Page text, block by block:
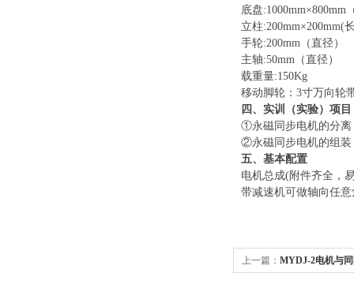
底盘:1000mm×800mm
立柱:200mm×200mm(
手轮:200mm（直径）
主轴:50mm（直径）
载重量:150Kg
移动脚轮： 3寸万向轮
四 、 实训（实验）项目
①永磁同步电机的分离
②永磁同步电机的组装
五、 基本配置
电机总成(附件齐全，
带减速机可做轴向任
上一篇： MYDJ-2电机与